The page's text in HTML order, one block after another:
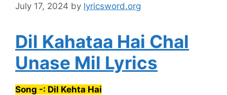
July 17, 2024 by lyricsword.org
Dil Kahataa Hai Chal
Unase Mil Lyrics
Song -: Dil Kehta Hai